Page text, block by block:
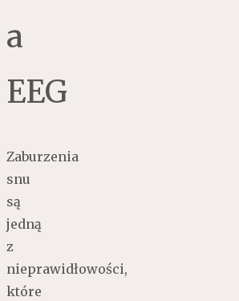
a
EEG
Zaburzenia
snu
są
jedną
z
nieprawidłowości,
które